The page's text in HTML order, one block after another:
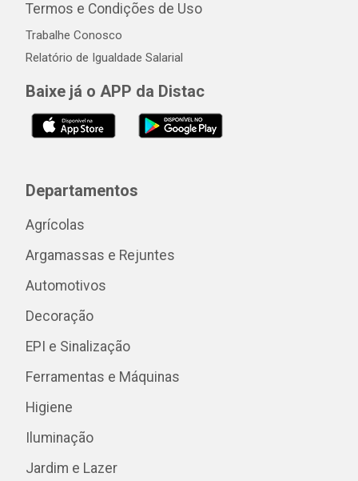
Termos e Condições de Uso
Trabalhe Conosco
Relatório de Igualdade Salarial
Baixe já o APP da Distac
Departamentos
Agrícolas
Argamassas e Rejuntes
Automotivos
Decoração
EPI e Sinalização
Ferramentas e Máquinas
Higiene
Iluminação
Jardim e Lazer